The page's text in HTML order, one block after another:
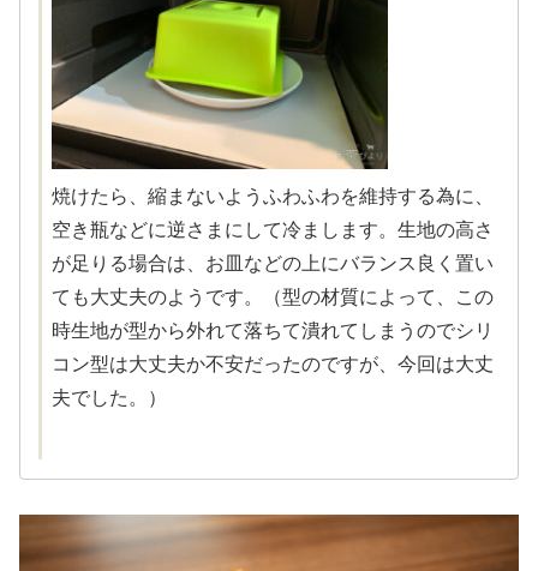
焼けたら、縮まないようふわふわを維持する為に、
空き瓶などに逆さまにして冷まします。生地の高さ
が足りる場合は、お皿などの上にバランス良く置い
ても大丈夫のようです。（型の材質によって、この
時生地が型から外れて落ちて潰れてしまうのでシリ
コン型は大丈夫か不安だったのですが、今回は大丈
夫でした。）